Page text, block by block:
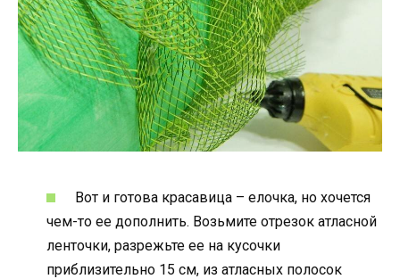
Вот и готова красавица – елочка, но хочется
чем-то ее дополнить. Возьмите отрезок атласной
ленточки, разрежьте ее на кусочки
приблизительно 15 см, из атласных полосок